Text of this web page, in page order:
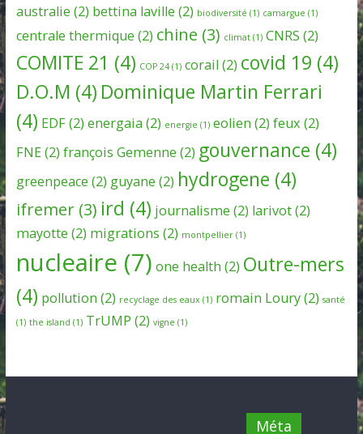
australie (2) bettina laville (2) biodiversité (1) camargue (1)
centrale thermique (2) chine (3) climat(1) CNRS (2)
COMITE 21 (4) COP 24(1) corail (2) covid 19 (4)
D.O.M (4) Dominique Martin Ferrari
(4) EDF(2) energaia (2) energie (1) eolien (2) feux (2)
FNE(2) françois Gemenne (2) gouvernance (4)
greenpeace (2) guyane (2) hydrogene (4)
ifremer(3) ird (4) journalisme (2) larivot(2)
mayotte (2) migrations (2) montpellier(1)
nucleaire (7) one health (2) Outre-mers
(4) pollution (2) recyclage des eaux (1) romain Loury(2) santé
(1) the island (1) TrUMP (2) vigne (1)
Méta